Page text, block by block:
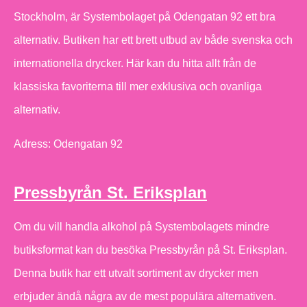
Stockholm, är Systembolaget på Odengatan 92 ett bra
alternativ. Butiken har ett brett utbud av både svenska och
internationella drycker. Här kan du hitta allt från de
klassiska favoriterna till mer exklusiva och ovanliga
alternativ.
Adress: Odengatan 92
Pressbyrån St. Eriksplan
Om du vill handla alkohol på Systembolagets mindre
butiksformat kan du besöka Pressbyrån på St. Eriksplan.
Denna butik har ett utvalt sortiment av drycker men
erbjuder ändå några av de mest populära alternativen.